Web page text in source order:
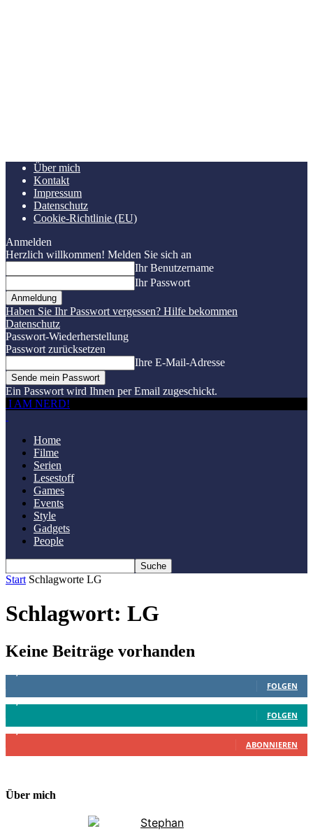
Über mich
Kontakt
Impressum
Datenschutz
Cookie-Richtlinie (EU)
Anmelden
Herzlich willkommen! Melden Sie sich an
Ihr Benutzername
Ihr Passwort
Haben Sie Ihr Passwort vergessen? Hilfe bekommen
Datenschutz
Passwort-Wiederherstellung
Passwort zurücksetzen
Ihre E-Mail-Adresse
Ein Passwort wird Ihnen per Email zugeschickt.
I AM NERD!
Home
Filme
Serien
Lesestoff
Games
Events
Style
Gadgets
People
Start Schlagworte LG
Schlagwort: LG
Keine Beiträge vorhanden
FOLGEN
FOLGEN
ABONNIEREN
Über mich